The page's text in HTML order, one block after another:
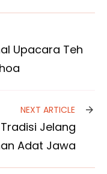
Upacara Teh
NEXT ARTICLE
Jelang
Adat Jawa